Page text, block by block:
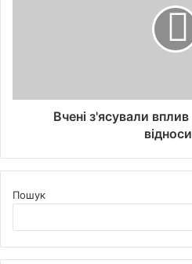
Вчені з'ясували
Пошук